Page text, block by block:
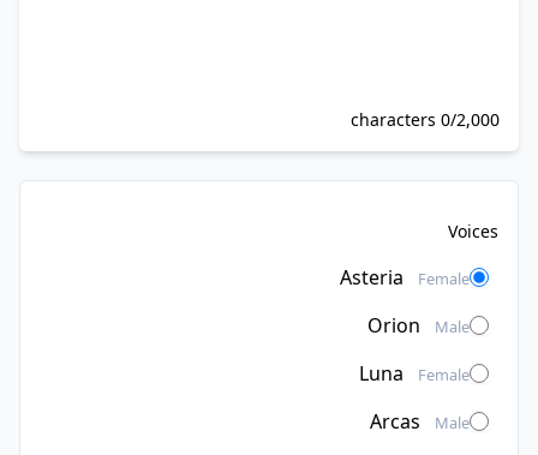
0/2,000 characters
Voices
Asteria Female
Orion Male
Luna Female
Arcas Male